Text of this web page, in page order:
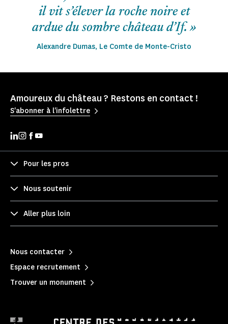
il vit s’élever la roche noire et
ardue du sombre château d’If. »
Alexandre Dumas, Le Comte de Monte-Cristo
Amoureux du château ? Restons en contact !
S'abonner à l'infolettre
Pour les pros
Nous soutenir
Aller plus loin
Nous contacter
Espace recrutement
Trouver un monument